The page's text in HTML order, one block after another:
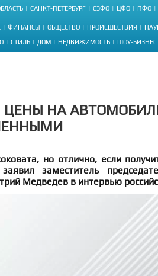
САНКТ-ПЕТЕРБУРГ СЗФО ЦФО ПФО
ФИНАНСЫ ОБЩЕСТВО ПРОИСШЕСТВИЯ
СТИЛЬ ДОМ НЕДВИЖИМОСТЬ ШОУ-БИЗНЕС
ЦЕНЫ НА
но отлично, если
заместитель
Медведев в интервью